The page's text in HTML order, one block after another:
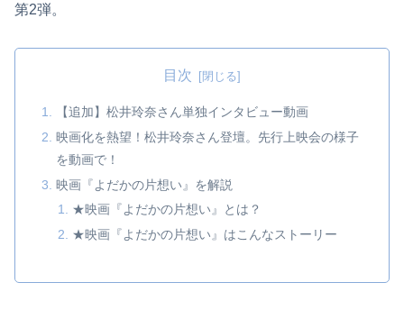
第2弾。
目次
【追加】松井玲奈さん単独インタビュー動画
映画化を熱望！松井玲奈さん登壇。先行上映会の様子
を動画で！
映画『よだかの片想い』を解説
★映画『よだかの片想い』とは？
★映画『よだかの片想い』はこんなストーリー